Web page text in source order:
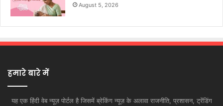
August 5, 2026
हमारे बारे में
यह एक हिंदी वेब न्यूज़ पोर्टल है जिसमें ब्रेकिंग न्यूज़ के अलावा राजनीति, प्रशासन, ट्रेंडिंग